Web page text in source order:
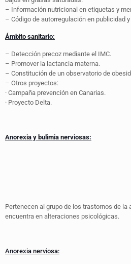
– Información nutricional en etiquetas y
– Código de autorregulación en publicidad
Ámbito sanitario:
– Detección precoz mediante el IMC.
– Promover la lactancia materna.
– Constitución de un observatorio de
– Otros proyectos:
· Campaña prevención en Canarias.
· Proyecto Delta.
Anorexia y bulimia nerviosas:
Pertenecen al grupo de los trastornos de
encuentra en alteraciones psicológicas.
Anorexia nerviosa: